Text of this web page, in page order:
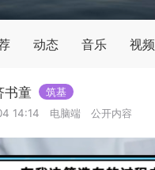
：家门口的中医人！
动态 音乐 视频
书童
筑基
14:14
电脑端 公开内容